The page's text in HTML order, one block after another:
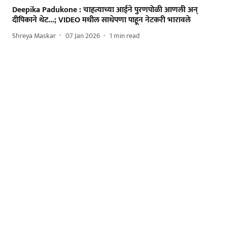
Deepika Padukone : चाहत्याच्या आईने पुरणपोळी आणली अन्
दीपिकाने थेट...; VIDEO मधील साधेपणा पाहून नेटकरी भारावले
Shreya Maskar 07 Jan 2026 1 min read